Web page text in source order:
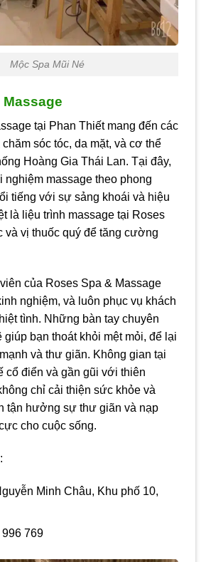
Mộc Spa Mũi Né
tại Phan Thiết mang đến các
sóc tóc, da mặt, và cơ thể
Hoàng Gia Thái Lan. Tại đây,
nghiệm massage theo phong
tiếng với sự sảng khoái và hiệu
là liệu trình massage tại Roses
và vị thuốc quý để tăng cường
của Roses Spa & Massage
nghiệm, và luôn phục vụ khách
tình. Những bàn tay chuyên
giúp bạn thoát khỏi mệt mỏi, để lại
và thư giãn. Không gian tại
cổ điển và gần gũi với thiên
chỉ cải thiện sức khỏe và
tận hưởng sự thư giãn và nạp
cho cuộc sống.
Minh Châu, Khu phố 10,
996 769